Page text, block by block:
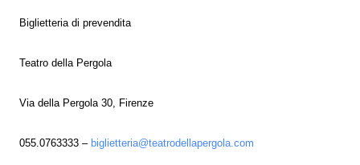
Biglietteria di prevendita
Teatro della Pergola
Via della Pergola 30, Firenze
055.0763333 – biglietteria@teatrodellapergola.com